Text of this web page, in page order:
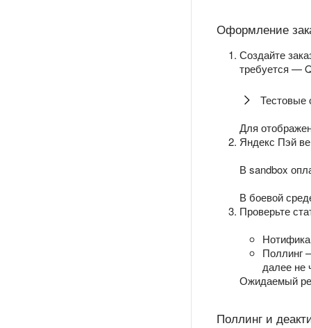
Оформление
Создайте
требуется —
Для
Яндекс Пэй
В sandbox
В боевой
Проверьте
Поллинг
далее не
Ожидаемый
Поллинг и